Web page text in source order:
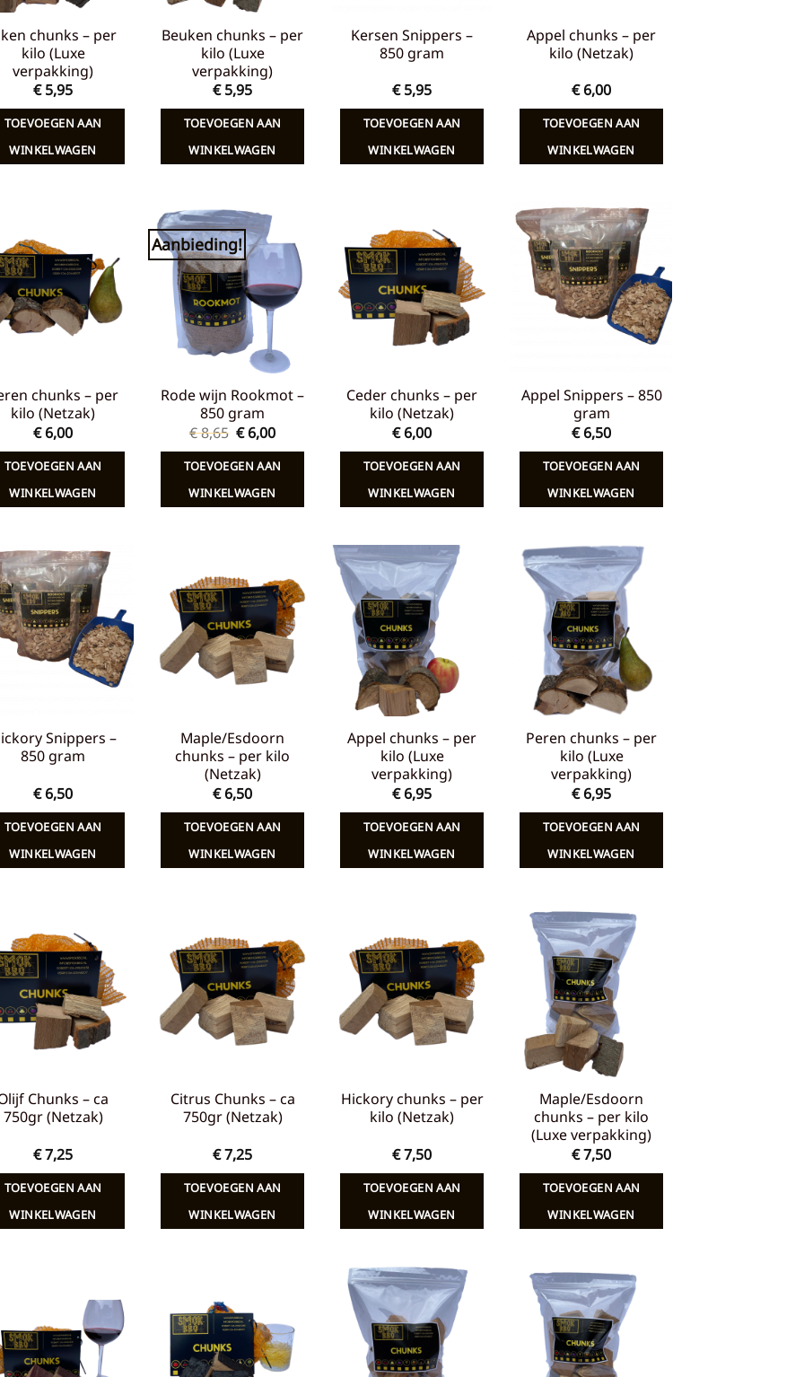
chunks – per
kilo (Luxe
verpakking)
€5,95
TOEVOEGEN AAN
WINKELWAGEN
Beuken chunks – per
kilo (Luxe
verpakking)
€5,95
TOEVOEGEN AAN
WINKELWAGEN
Kersen Snippers –
850 gram
€5,95
TOEVOEGEN AAN
WINKELWAGEN
Appel chunks – per
kilo (Netzak)
€6,00
TOEVOEGEN AAN
WINKELWAGEN
Toevoegen
aan
verlanglijst
chunks – per
kilo (Netzak)
€6,00
TOEVOEGEN AAN
WINKELWAGEN
Aanbieding!
Toevoegen
verlanglijst
Rode wijn Rookmot –
850 gram
€8,65 Oorspronkelijke
prijs
was:
€ 8,65.
€6,00Huidige
is:
€ 6,00.
TOEVOEGEN AAN
WINKELWAGEN
Toevoegen
aan
verlanglijst
Ceder chunks – per
kilo (Netzak)
€6,00
TOEVOEGEN AAN
WINKELWAGEN
Toevoegen
aan
verlanglijst
Appel Snippers – 850
gram
€6,50
TOEVOEGEN AAN
WINKELWAGEN
Toevoegen
aan
verlanglijst
Snippers –
850 gram
€6,50
TOEVOEGEN AAN
WINKELWAGEN
Toevoegen
aan
verlanglijst
Maple/Esdoorn
chunks – per kilo
(Netzak)
€6,50
TOEVOEGEN AAN
WINKELWAGEN
Toevoegen
verlanglijst
Appel chunks – per
kilo (Luxe
verpakking)
€6,95
TOEVOEGEN AAN
WINKELWAGEN
Toevoegen
aan
verlanglijst
Peren chunks – per
kilo (Luxe
verpakking)
€6,95
TOEVOEGEN AAN
WINKELWAGEN
Toevoegen
aan
verlanglijst
Chunks – ca
750gr (Netzak)
€7,25
TOEVOEGEN AAN
WINKELWAGEN
Toevoegen
aan
verlanglijst
Citrus Chunks – ca
750gr (Netzak)
€7,25
TOEVOEGEN AAN
WINKELWAGEN
Toevoegen
aan
verlanglijst
Hickory chunks – per
kilo (Netzak)
€7,50
TOEVOEGEN AAN
WINKELWAGEN
Toevoegen
aan
verlanglijst
Maple/Esdoorn
chunks – per kilo
(Luxe verpakking)
€7,50
TOEVOEGEN AAN
WINKELWAGEN
Toevoegen
aan
verlanglijst
Toevoegen
aan
verlanglijst
Toevoegen
aan
verlanglijst
Toevoegen
aan
verlanglijst